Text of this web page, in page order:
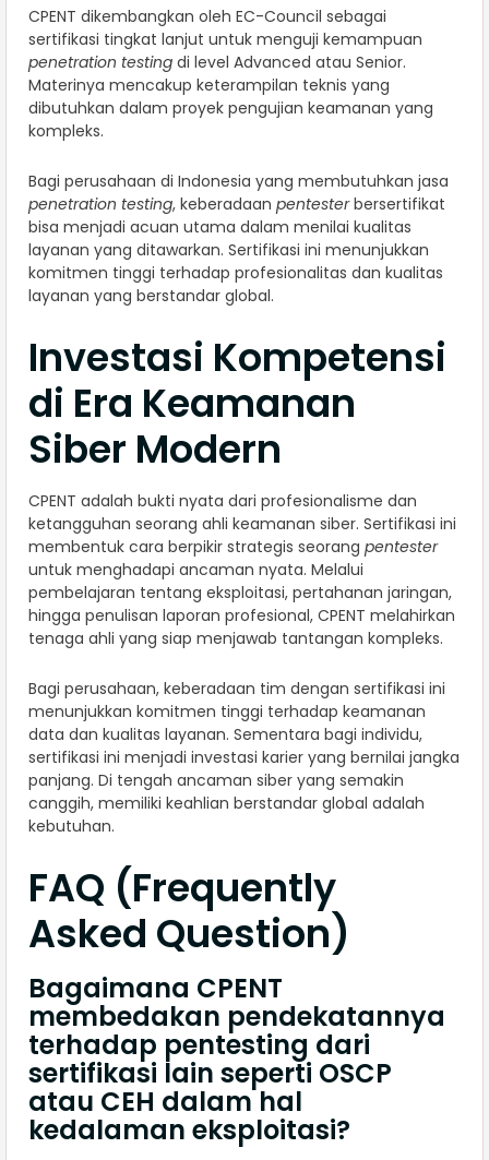
CPENT dikembangkan oleh EC-Council sebagai
sertifikasi tingkat lanjut untuk menguji kemampuan
penetration testing di level Advanced atau Senior.
Materinya mencakup keterampilan teknis yang
dibutuhkan dalam proyek pengujian keamanan yang
kompleks.
Bagi perusahaan di Indonesia yang membutuhkan jasa
penetration testing, keberadaan pentesterbersertifikat
bisa menjadi acuan utama dalam menilai kualitas
layanan yang ditawarkan. Sertifikasi ini menunjukkan
komitmen tinggi terhadap profesionalitas dan kualitas
layanan yang berstandar global.
Investasi Kompetensi
di Era Keamanan
Siber Modern
CPENT adalah bukti nyata dari profesionalisme dan
ketangguhan seorang ahli keamanan siber. Sertifikasi ini
membentuk cara berpikir strategis seorang pentester
untuk menghadapi ancaman nyata. Melalui
pembelajaran tentang eksploitasi, pertahanan jaringan,
hingga penulisan laporan profesional, CPENT melahirkan
tenaga ahli yang siap menjawab tantangan kompleks.
Bagi perusahaan, keberadaan tim dengan sertifikasi ini
menunjukkan komitmen tinggi terhadap keamanan
data dan kualitas layanan. Sementara bagi individu,
sertifikasi ini menjadi investasi karier yang bernilai jangka
panjang. Di tengah ancaman siber yang semakin
canggih, memiliki keahlian berstandar global adalah
kebutuhan.
FAQ (Frequently
Asked Question)
Bagaimana CPENT
membedakan pendekatannya
terhadap pentesting dari
sertifikasi lain seperti OSCP
atau CEH dalam hal
kedalaman eksploitasi?